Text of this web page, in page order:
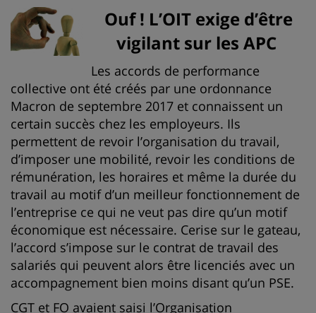
Ouf ! L’OIT exige d’être
vigilant sur les APC
Les accords de performance
collective ont été créés par une ordonnance
Macron de septembre 2017 et connaissent un
certain succès chez les employeurs. Ils
permettent de revoir l’organisation du travail,
d’imposer une mobilité, revoir les conditions de
rémunération, les horaires et même la durée du
travail au motif d’un meilleur fonctionnement de
l’entreprise ce qui ne veut pas dire qu’un motif
économique est nécessaire. Cerise sur le gateau,
l’accord s’impose sur le contrat de travail des
salariés qui peuvent alors être licenciés avec un
accompagnement bien moins disant qu’un PSE.
CGT et FO avaient saisi l’Organisation